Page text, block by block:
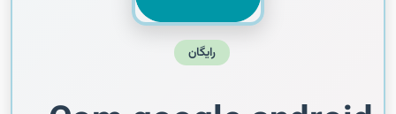
رایگان